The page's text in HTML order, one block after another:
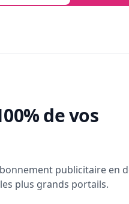
de vos
publicitaire en
plus grands portails.